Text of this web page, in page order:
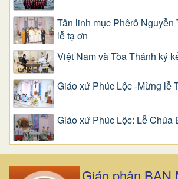
Tân linh mục Phêrô
lễ tạ ơn
Việt Nam và Tòa Thánh ký
Giáo xứ Phúc Lộc -Mừng lễ
Giáo xứ Phúc Lộc: Lễ Chúa